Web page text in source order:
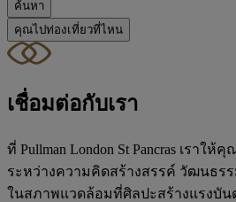
ค้นหา
คุณไปท่องเที่ยวที่ไหน
เชื่อมต่อกับเรา
ที่ Pullman London St Pancras เราใ
ระหว่างความคิดสร้างสรรค์ วัฒนธร
ในสภาพแวดล้อมที่ศิลปะสร้างแรงบั